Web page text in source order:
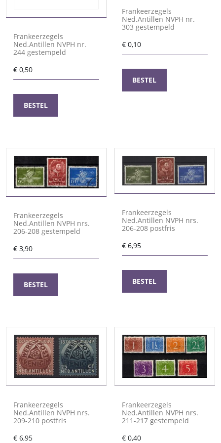
Frankeerzegels
Ned.Antillen NVPH nr.
244 gestempeld
€ 0,50
BESTEL
Frankeerzegels
Ned.Antillen NVPH nr.
303 gestempeld
€ 0,10
BESTEL
Frankeerzegels
Ned.Antillen NVPH nrs.
206-208 gestempeld
€ 3,90
BESTEL
Frankeerzegels
Ned.Antillen NVPH nrs.
206-208 postfris
€ 6,95
BESTEL
Frankeerzegels
Ned.Antillen NVPH nrs.
209-210 postfris
€ 6,95
Frankeerzegels
Ned.Antillen NVPH nrs.
211-217 gestempeld
€ 0,40